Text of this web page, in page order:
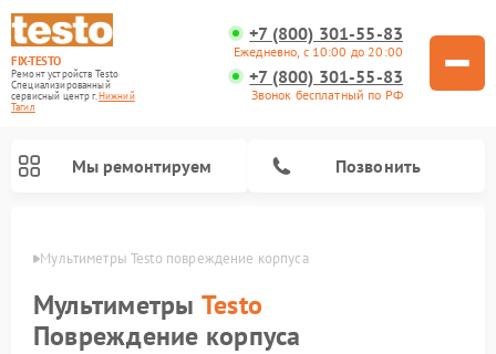
FIX-TESTO
Ремонт устройств Testo
Специализированный
cервисный центр г.Нижний
Тагил
+7 (800) 301-55-83
Ежедневно, с 10:00 до 20:00
+7 (800) 301-55-83
Звонок бесплатный по РФ
Мы ремонтируем Позвонить
Мультиметры Testo повреждение корпуса
Мультиметры Testo
Повреждение корпуса